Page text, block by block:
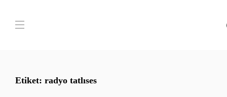
Etiket: radyo tatlıses